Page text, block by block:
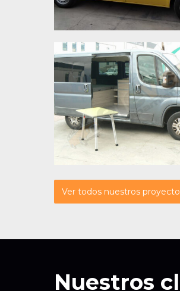
Ducato L1H1
Ver todos nuestros
Nuestros